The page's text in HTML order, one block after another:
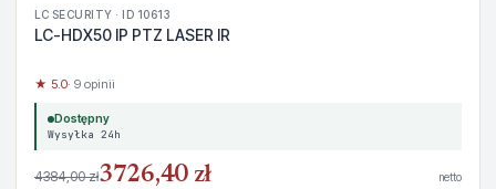
LC SECURITY · ID 10613
LC-HDX50 IP PTZ LASER IR
★ 5.0· 9 opinii
Dostępny
Wysyłka 24h
4384,00 zł3726,40 zł netto